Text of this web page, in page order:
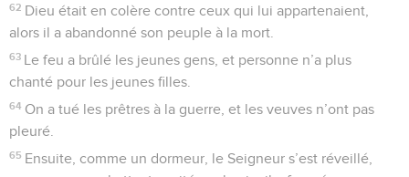
62 Dieu était en colère contre ceux qui lui appartenaient,
alors il a abandonné son peuple à la mort.
63 Le feu a brûlé les jeunes gens, et personne n’a plus
chanté pour les jeunes filles.
64 On a tué les prêtres à la guerre, et les veuves n’ont pas
pleuré.
65 Ensuite, comme un dormeur, le Seigneur s’est réveillé,